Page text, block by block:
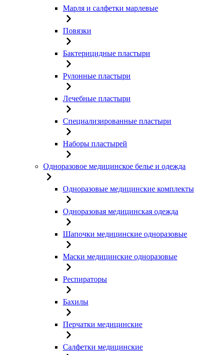
Марля и салфетки марлевые
Повязки
Бактерицидные пластыри
Рулонные пластыри
Лечебные пластыри
Специализированные пластыри
Наборы пластырей
Одноразовое медицинское белье и одежда
Одноразовые медицинские комплекты
Одноразовая медицинская одежда
Шапочки медицинские одноразовые
Маски медицинские одноразовые
Респираторы
Бахилы
Перчатки медицинские
Салфетки медицинские